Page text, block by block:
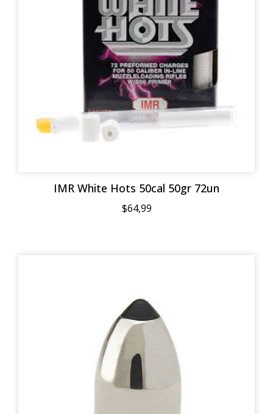
IMR White Hots 50cal 50gr 72un
$64,99